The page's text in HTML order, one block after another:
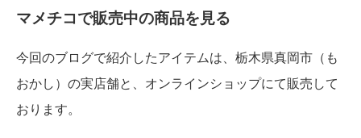
マメチコで販売中の商品を見る
今回のブログで紹介したアイテムは、栃木県真岡市（も
おかし）の実店舗と、オンラインショップにて販売して
おります。